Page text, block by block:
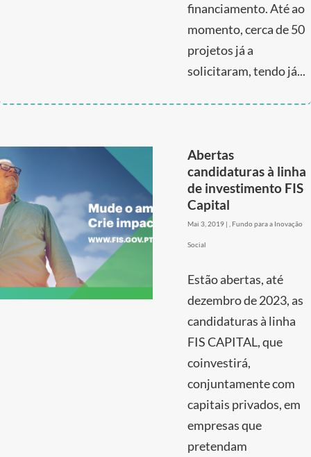
financiamento. Até ao
momento, cerca de 50
projetos já a
solicitaram, tendo já...
Abertas
candidaturas à linha
de investimento FIS
Capital
Mai 3, 2019 | Fundo para a Inovação
Social
Estão abertas, até
dezembro de 2023, as
candidaturas à linha
FIS CAPITAL, que
coinvestirá,
conjuntamente com
capitais privados, em
empresas que
pretendam